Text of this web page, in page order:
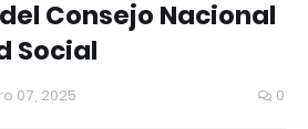
Consejo Nacional
Social
07, 2025 0